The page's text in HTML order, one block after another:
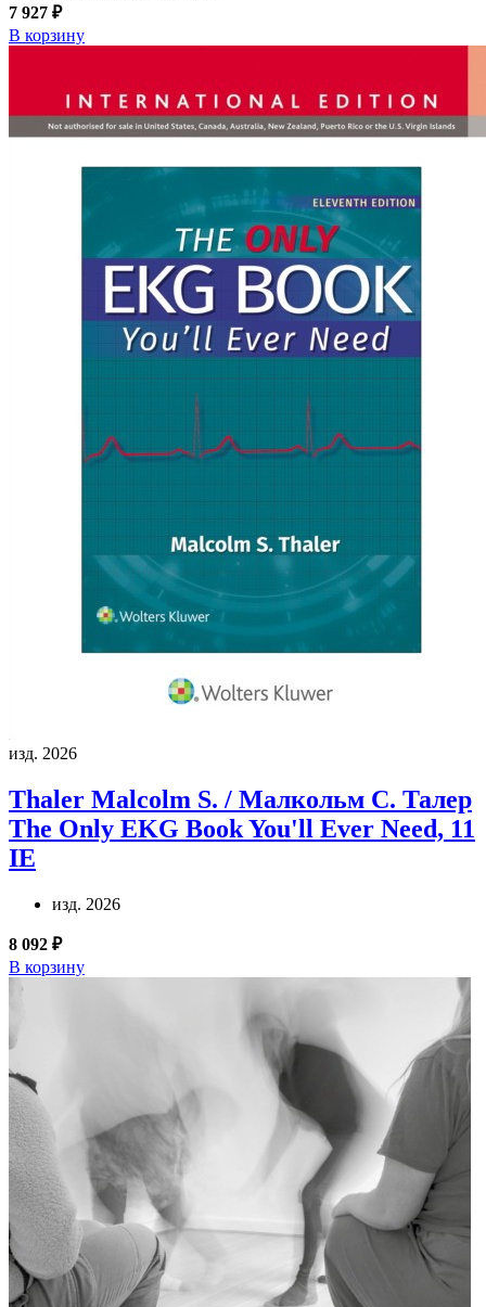
7 927 ₽
В корзину
изд. 2026
Thaler Malcolm S. / Малкольм С. Талер
The Only EKG Book You'll Ever Need, 11
IE
изд. 2026
8 092 ₽
В корзину